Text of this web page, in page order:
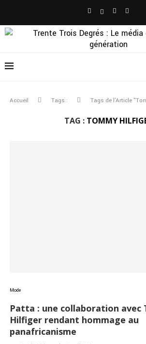
Accueil Tags : Tags de l'Article
TAG : TOMMY
Mode
Patta : une collaboration avec
Hilfiger rendant hommage au
panafricanisme